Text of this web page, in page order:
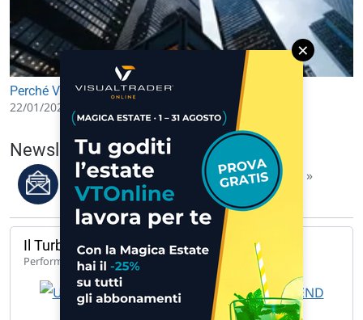
Perché VPS è essenziale per il trading di successo
22/01/2026 09:26
Newsletter del 07/08/2026
Leggi i migliori articoli della settimana »
Il Turbo del giorno
Performance 1 anno 142,33%
UCH TB LG BANCA MED 9.848 B 9.… »
×